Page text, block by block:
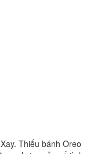
Thiếu bánh Oreo